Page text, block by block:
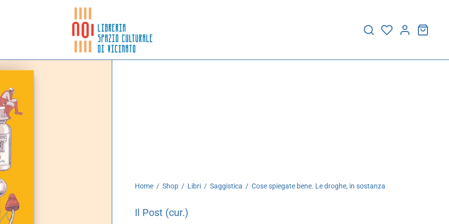
Home / Shop / Libri / Saggistica / Cose spiegate bene. Le droghe, in sostanza
Il Post (cur.)